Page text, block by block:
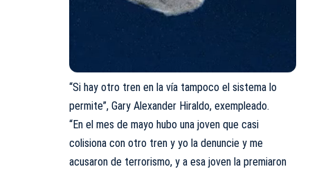
“Si hay otro tren en la vía tampoco el sistema lo
permite”, Gary Alexander Hiraldo, exempleado.
“En el mes de mayo hubo una joven que casi
colisiona con otro tren y yo la denuncie y me
acusaron de terrorismo, y a esa joven la premiaron